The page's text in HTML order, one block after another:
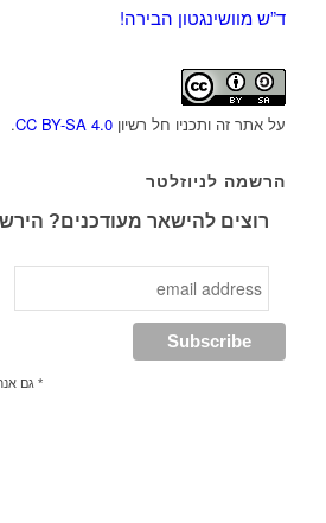
ד”ש מוושינגטון הבירה!
על אתר זה ותכניו חל רשיון CC BY-SA 4.0
.
הרשמה לניוזלטר
רוצים להישאר מעודכנים?
* גם